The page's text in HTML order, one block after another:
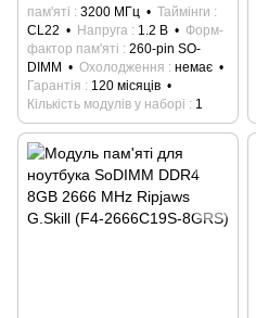
пам'яті
3200 МГц
Таймінги
CL22
Напруга 1.2 В
Форм-
фактор пам'яті
260-pin SO-
DIMM
Охолодження
немає
Гарантія
120 місяців
Кількість модулів у наборі
1